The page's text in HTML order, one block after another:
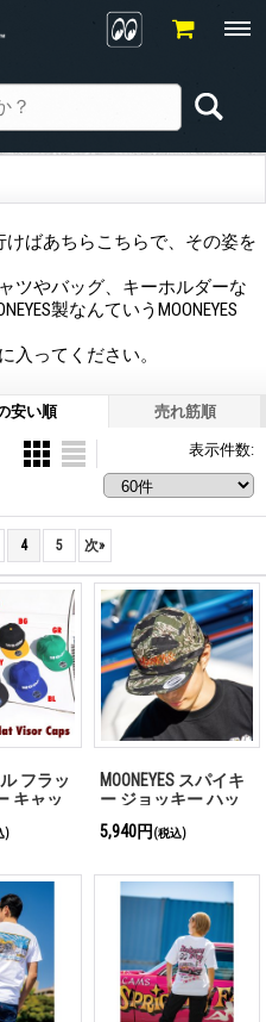
ばあちらこちらで、その姿を
ツやバッグ、キーホルダーな
製なんていうMOONEYES
入ってください。
安い順 売れ筋順
表示件数:
4 5 次»
ル フラッ
キャッ
)
MOONEYES スパイキ
ー ジョッキー ハッ
5,940円 (税込)